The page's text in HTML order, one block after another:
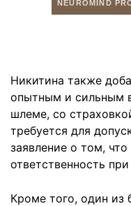
Никитина также
опытным и сильным
шлеме, со
требуется для
заявление о том,
ответственность
Кроме того, один из